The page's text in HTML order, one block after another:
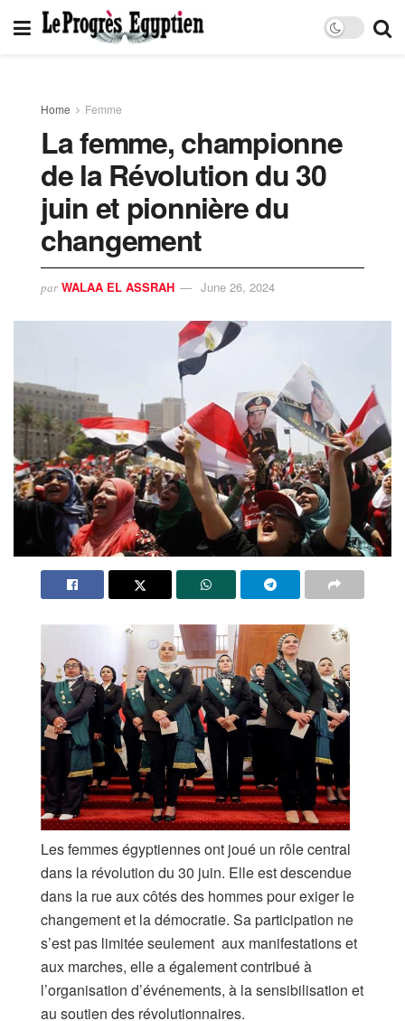
Home Femme
La femme, championne
de la Révolution du 30
juin et pionnière du
changement
par WALAA EL ASSRAH June 26, 2024
Les femmes égyptiennes ont joué un rôle central
dans la révolution du 30 juin. Elle est descendue
dans la rue aux côtés des hommes pour exiger le
changement et la démocratie. Sa participation ne
s’est pas limitée seulement aux manifestations et
aux marches, elle a également contribué à
l’organisation d’événements, à la sensibilisation et
au soutien des révolutionnaires.